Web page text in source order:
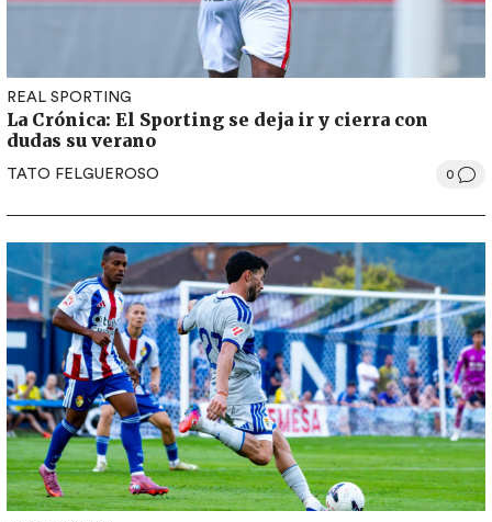
REAL SPORTING
La Crónica: El Sporting se deja ir y cierra con
dudas su verano
TATO FELGUEROSO 0